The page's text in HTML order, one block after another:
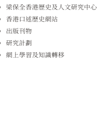
梁保全香港歷史及人文研究中心
香港口述歷史網站
出版刊物
研究計劃
網上學習及知識轉移